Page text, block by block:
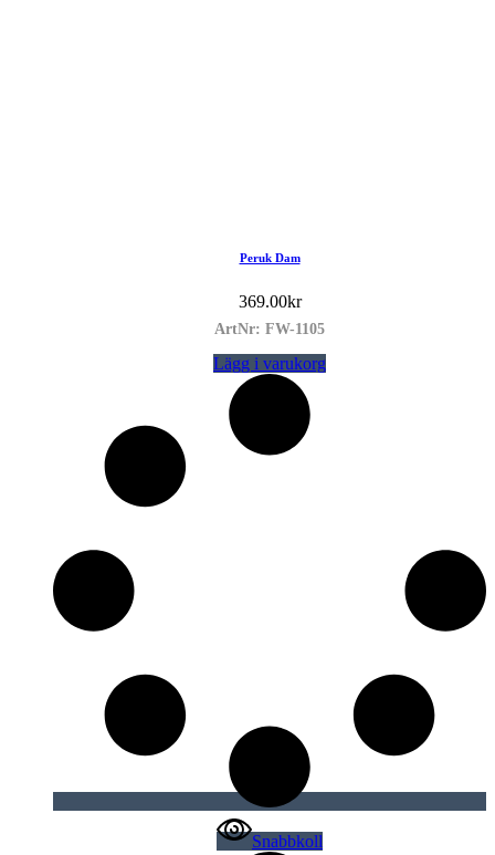
Peruk Dam
369.00kr
ArtNr: FW-1105
Lägg i varukorg
Snabbkoll